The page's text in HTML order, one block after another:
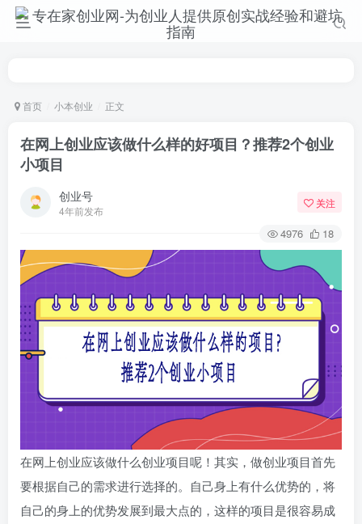
首页 小本创业 正文
在网上创业应该做什么样的好项目？推荐2个创业
小项目
创业号
4年前发布
关注
4976 18
在网上创业应该做什么创业项目呢！其实，做创业项目首先
要根据自己的需求进行选择的。自己身上有什么优势的，将
自己的身上的优势发展到最大点的，这样的项目是很容易成